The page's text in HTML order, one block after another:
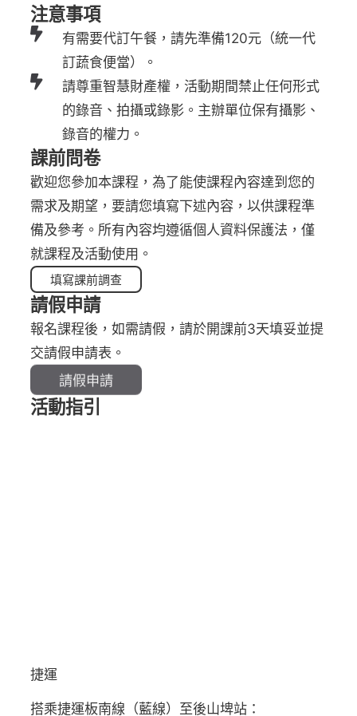
注意事項
有需要代訂午餐，請先準備120元（統一代
訂蔬食便當）。
請尊重智慧財產權，活動期間禁止任何形式
的錄音、拍攝或錄影。主辦單位保有攝影、
錄音的權力。
課前問卷
歡迎您參加本課程，為了能使課程內容達到您的
需求及期望，要請您填寫下述內容，以供課程準
備及參考。所有內容均遵循個人資料保護法，僅
就課程及活動使用。
填寫課前調查
請假申請
報名課程後，如需請假，請於開課前3天填妥並提
交請假申請表。
請假申請
活動指引
捷運
搭乘捷運板南線（藍線）至後山埤站：